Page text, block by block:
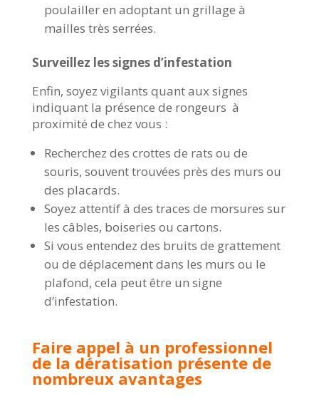
poulailler en adoptant un grillage à
mailles très serrées.
Surveillez les signes d’infestation
Enfin, soyez vigilants quant aux signes
indiquant la présence de rongeurs à
proximité de chez vous :
Recherchez des crottes de rats ou de
souris, souvent trouvées près des murs ou
des placards.
Soyez attentif à des traces de morsures sur
les câbles, boiseries ou cartons.
Si vous entendez des bruits de grattement
ou de déplacement dans les murs ou le
plafond, cela peut être un signe
d’infestation.
Faire appel à un professionnel
de la dératisation présente de
nombreux avantages